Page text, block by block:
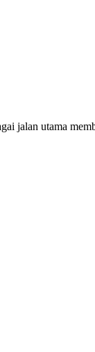
jalan utama